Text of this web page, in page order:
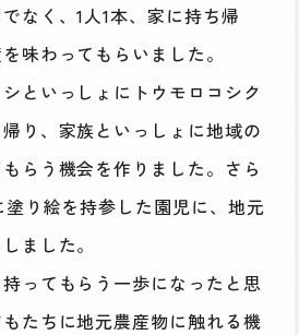
なく、1人1本、家に持ち帰
味わってもらいました。
といっしょにトウモロコシク
り、家族といっしょに地域の
らう機会を作りました。さら
り絵を持参した園児に、地元
ました。
持ってもらう一歩になったと思
たちに地元農産物に触れる機